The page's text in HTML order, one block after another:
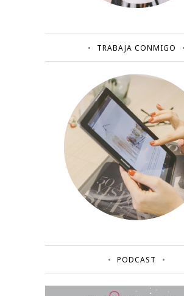
TRABAJA CONMIGO
PODCAST